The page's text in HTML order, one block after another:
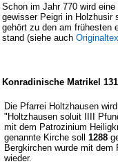
Schon im Jahr 770 wird
gewisser Peigri in Holzhusir
gehört zu den am frühesten
stand (siehe auch
Konradinische Matrikel
Die Pfarrei Holtzhausen
"Holtzhausen soluit IIII
mit dem Patrozinium
genannte Kirche soll 1288
Bergkirchen wurde mit
wieder.